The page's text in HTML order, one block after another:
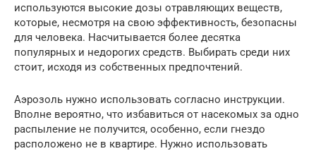
используются высокие дозы отравляющих веществ,
которые, несмотря на свою эффективность, безопасны
для человека. Насчитывается более десятка
популярных и недорогих средств. Выбирать среди них
стоит, исходя из собственных предпочтений.
Аэрозоль нужно использовать согласно инструкции.
Вполне вероятно, что избавиться от насекомых за одно
распыление не получится, особенно, если гнездо
расположено не в квартире. Нужно использовать